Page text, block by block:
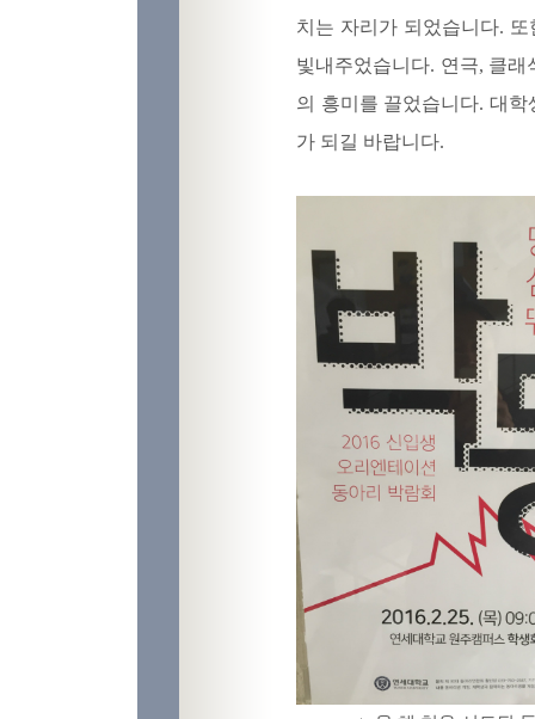
치는 자리가 되었습니다.
빛내주었습니다. 연극, 클
의 흥미를 끌었습니다. 대
가 되길 바랍니다.